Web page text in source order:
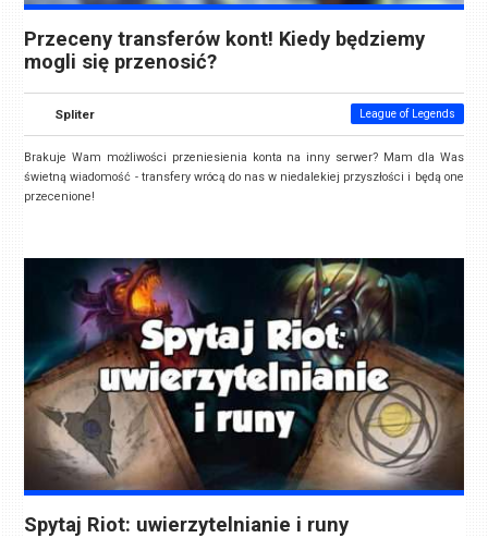
Przeceny transferów kont! Kiedy będziemy
mogli się przenosić?
Spliter League of Legends
Brakuje Wam możliwości przeniesienia konta na inny serwer? Mam dla Was
świetną wiadomość - transfery wrócą do nas w niedalekiej przyszłości i będą one
przecenione!
Spytaj Riot: uwierzytelnianie i runy